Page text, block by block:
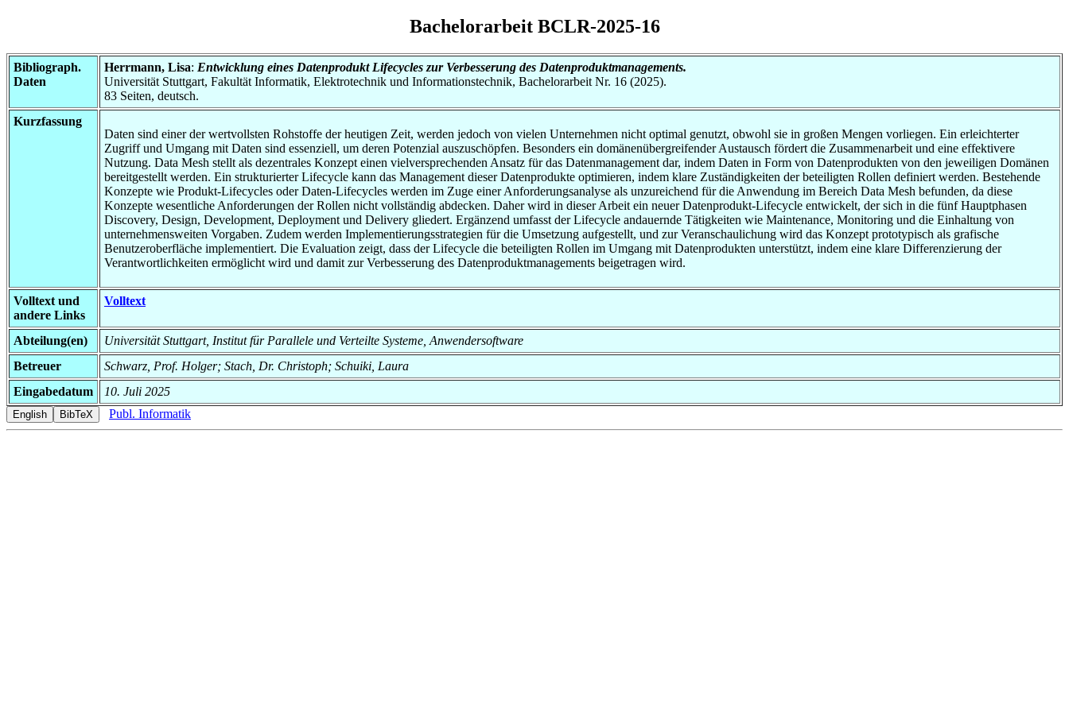
Bachelorarbeit BCLR-2025-16
Bibliograph.
Daten
Herrmann, Lisa: Entwicklung eines Datenprodukt Lifecycles zur Verbesserung des Datenproduktmanagements.
Universität Stuttgart, Fakultät Informatik, Elektrotechnik und Informationstechnik, Bachelorarbeit Nr. 16 (2025).
83 Seiten, deutsch.
Kurzfassung
Daten sind einer der wertvollsten Rohstoffe der heutigen Zeit, werden jedoch von vielen Unternehmen nicht optimal genutzt, obwohl sie in großen Mengen vorliegen. Ein erleichterter
Zugriff und Umgang mit Daten sind essenziell, um deren Potenzial auszuschöpfen. Besonders ein domänenübergreifender Austausch fördert die Zusammenarbeit und eine effektivere
Nutzung. Data Mesh stellt als dezentrales Konzept einen vielversprechenden Ansatz für das Datenmanagement dar, indem Daten in Form von Datenprodukten von den jeweiligen Domänen
bereitgestellt werden. Ein strukturierter Lifecycle kann das Management dieser Datenprodukte optimieren, indem klare Zuständigkeiten der beteiligten Rollen definiert werden. Bestehende
Konzepte wie Produkt-Lifecycles oder Daten-Lifecycles werden im Zuge einer Anforderungsanalyse als unzureichend für die Anwendung im Bereich Data Mesh befunden, da diese
Konzepte wesentliche Anforderungen der Rollen nicht vollständig abdecken. Daher wird in dieser Arbeit ein neuer Datenprodukt-Lifecycle entwickelt, der sich in die fünf Hauptphasen
Discovery, Design, Development, Deployment und Delivery gliedert. Ergänzend umfasst der Lifecycle andauernde Tätigkeiten wie Maintenance, Monitoring und die Einhaltung von
unternehmensweiten Vorgaben. Zudem werden Implementierungsstrategien für die Umsetzung aufgestellt, und zur Veranschaulichung wird das Konzept prototypisch als grafische
Benutzeroberfläche implementiert. Die Evaluation zeigt, dass der Lifecycle die beteiligten Rollen im Umgang mit Datenprodukten unterstützt, indem eine klare Differenzierung der
Verantwortlichkeiten ermöglicht wird und damit zur Verbesserung des Datenproduktmanagements beigetragen wird.
Volltext und
andere Links
Volltext
Abteilung(en)
Universität Stuttgart, Institut für Parallele und Verteilte Systeme, Anwendersoftware
Betreuer
Schwarz, Prof. Holger; Stach, Dr. Christoph; Schuiki, Laura
Eingabedatum
10. Juli 2025
Publ. Informatik